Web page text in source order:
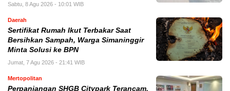
Sabtu, 8 Agu 2026 - 10:01 WIB
Daerah
Sertifikat Rumah Ikut Terbakar Saat
Bersihkan Sampah, Warga Simaninggir
Minta Solusi ke BPN
Jumat, 7 Agu 2026 - 21:41 WIB
Mertopolitan
Perpanjangan SHGB Citypark Terancam,